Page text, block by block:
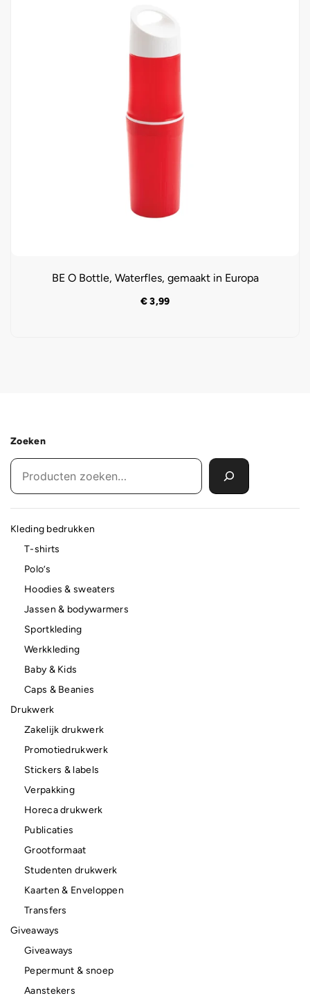
BE O Bottle, Waterfles, gemaakt in Europa
€3,99
Zoeken
Kleding bedrukken
T-shirts
Polo’s
Hoodies & sweaters
Jassen & bodywarmers
Sportkleding
Werkkleding
Baby & Kids
Caps & Beanies
Drukwerk
Zakelijk drukwerk
Promotiedrukwerk
Stickers & labels
Verpakking
Horeca drukwerk
Publicaties
Grootformaat
Studenten drukwerk
Kaarten & Enveloppen
Transfers
Giveaways
Giveaways
Pepermunt & snoep
Aanstekers